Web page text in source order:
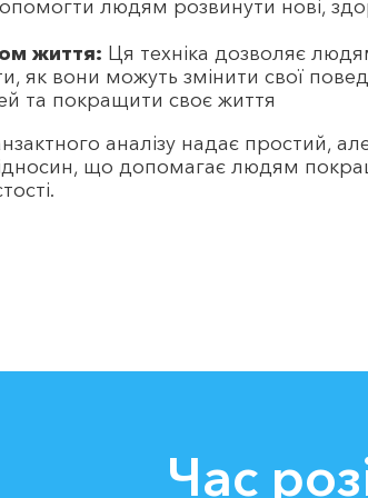
людям розвинути нові,
життя: Ця техніка дозволяє
як вони можуть змінити свої
та покращити своє життя
аналізу надає простий,
що допомагає людям
Час